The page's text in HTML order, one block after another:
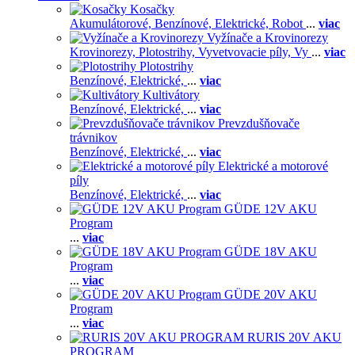
Kosačky
Akumulátorové, Benzínové, Elektrické, Robot ... viac
Vyžínače a Krovinorezy
Krovinorezy, Plotostrihy, Vyvetvovacie píly, Vy ... viac
Plotostrihy
Benzínové, Elektrické, ... viac
Kultivátory
Benzínové, Elektrické, ... viac
Prevzdušňovače
trávnikov
Benzínové, Elektrické, ... viac
Elektrické a motorové
píly
Benzínové, Elektrické, ... viac
GÜDE 12V AKU
Program
... viac
GÜDE 18V AKU
Program
... viac
GÜDE 20V AKU
Program
... viac
RURIS 20V AKU
PROGRAM